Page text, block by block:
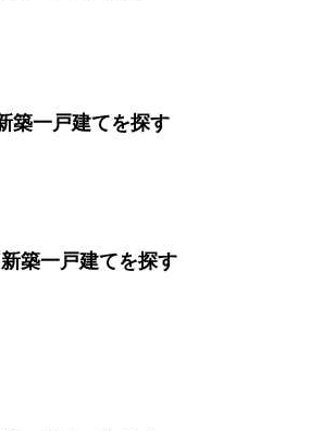
築一戸建てを探す
築一戸建てを探す